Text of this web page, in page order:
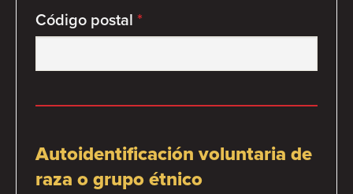
Código postal *
Autoidentificación voluntaria de
raza o grupo étnico